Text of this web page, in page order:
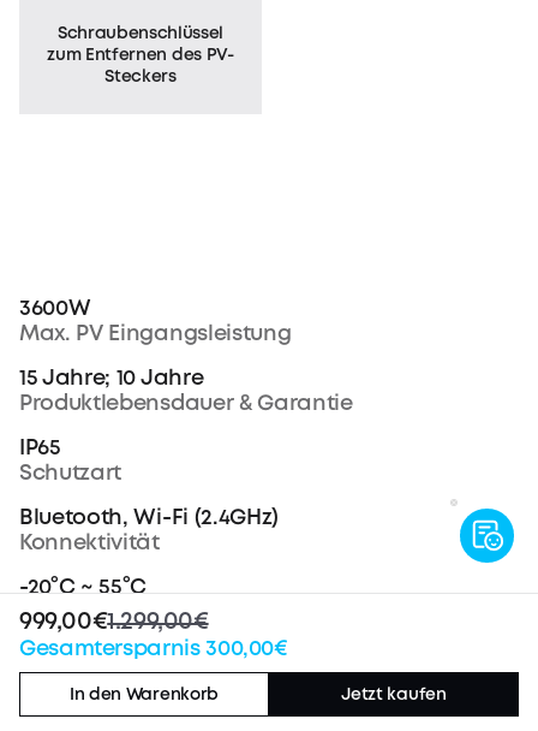
999,00€1.299,00€
Gesamtersparnis 300,00€
In den Warenkorb Jetzt kaufen
Schraubenschlüssel
zumEntfernen des PV-
Steckers
3600W
Max. PV Eingangsleistung
15 Jahre; 10 Jahre
Produktlebensdauer & Garantie
IP65
Schutzart
Bluetooth, Wi-Fi (2.4GHz)
Konnektivität
-20°C ~ 55°C
Betriebstemperaturbereich
460 × 254 × 279mm
Abmessungen